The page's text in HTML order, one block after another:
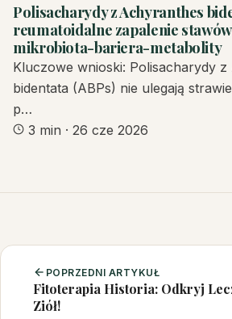
Polisacharydy z Achyranthes
reumatoidalne zapalenie
mikrobiota-bariera-metabolity
Kluczowe wnioski: Polisacharydy
bidentata (ABPs) nie ulegają
p…
3 min · 26 cze 2026
POPRZEDNI ARTYKUŁ
Fitoterapia Historia: Odkryj
Ziół!